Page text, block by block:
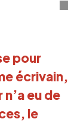
pour
écrivain,
eu de
le